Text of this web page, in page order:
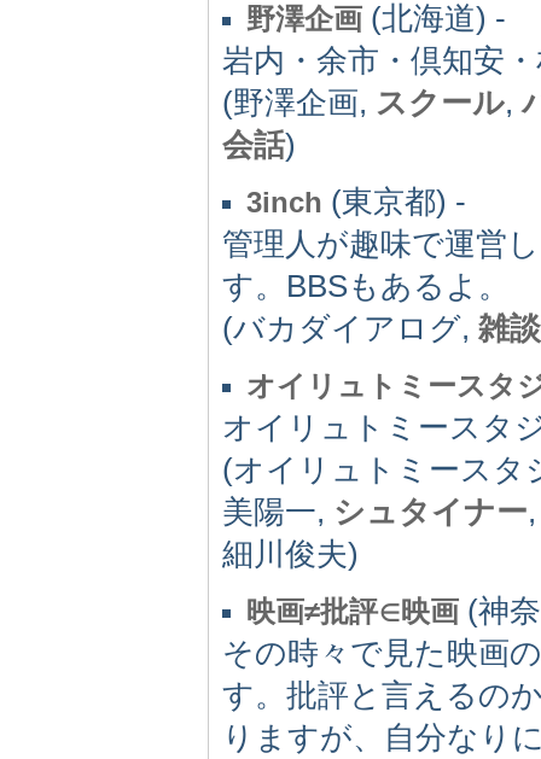
野澤企画 (北海道) -
岩内・余市・倶知安
(野澤企画, スクール,
会話)
3inch (東京都) -
管理人が趣味で運営
す。BBSもあるよ。
(バカダイアログ, 雑談
オイリュトミースタ
オイリュトミースタ
(オイリュトミースタ
美陽一, シュタイナー
細川俊夫)
映画≠批評∈映画 (神
その時々で見た映画
す。批評と言えるの
りますが、自分なり